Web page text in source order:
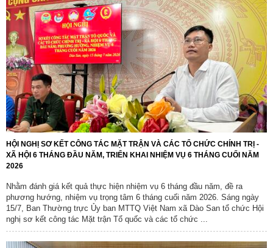
HỘI NGHỊ SƠ KẾT CÔNG TÁC MẶT TRẬN VÀ CÁC TỔ CHỨC CHÍNH TRỊ -
XÃ HỘI 6 THÁNG ĐẦU NĂM, TRIỂN KHAI NHIỆM VỤ 6 THÁNG CUỐI NĂM
2026
Nhằm đánh giá kết quả thực hiện nhiệm vụ 6 tháng đầu năm, đề ra
phương hướng, nhiệm vụ trọng tâm 6 tháng cuối năm 2026. Sáng ngày
15/7, Ban Thường trực Ủy ban MTTQ Việt Nam xã Dào San tổ chức Hội
nghị sơ kết công tác Mặt trận Tổ quốc và các tổ chức ...